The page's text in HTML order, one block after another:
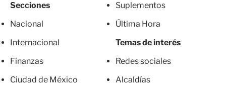
Secciones
Nacional
Internacional
Finanzas
Ciudad de México
Suplementos
Última Hora
Temas de interés
Redes sociales
Alcaldías